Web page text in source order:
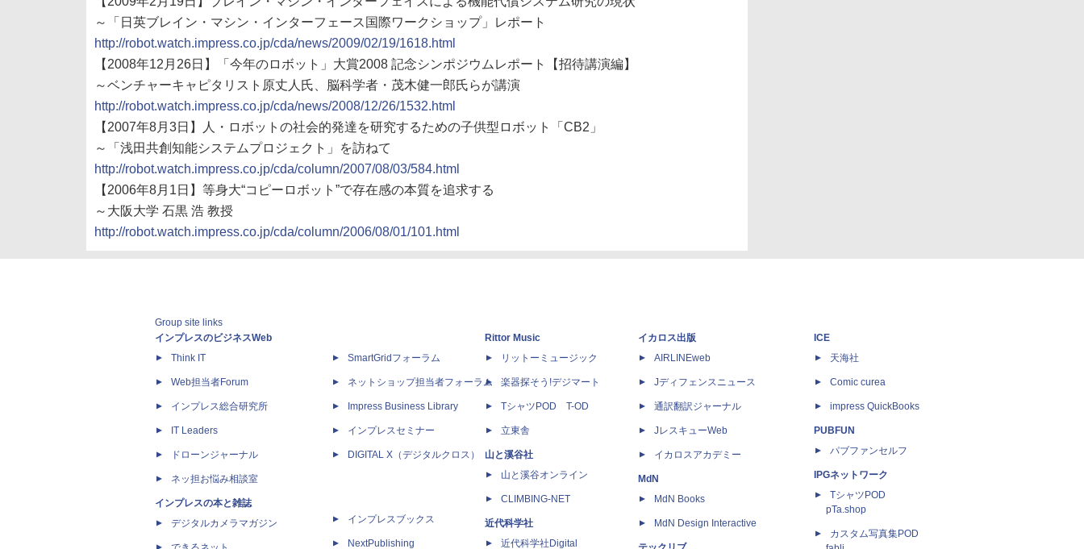
～「日英ブレイン・マシン・インターフェース国際ワークショップ」レポート
http://robot.watch.impress.co.jp/cda/news/2009/02/19/1618.html
【2008年12月26日】「今年のロボット」大賞2008 記念シンポジウムレポート【招待講演編】
～ベンチャーキャピタリスト原丈人氏、脳科学者・茂木健一郎氏らが講演
http://robot.watch.impress.co.jp/cda/news/2008/12/26/1532.html
【2007年8月3日】人・ロボットの社会的発達を研究するための子供型ロボット「CB2」
～「浅田共創知能システムプロジェクト」を訪ねて
http://robot.watch.impress.co.jp/cda/column/2007/08/03/584.html
【2006年8月1日】等身大“コピーロボット”で存在感の本質を追求する
～大阪大学 石黒 浩 教授
http://robot.watch.impress.co.jp/cda/column/2006/08/01/101.html
Group site links
インプレスのビジネスWeb
Think IT
Web担当者Forum
インプレス総合研究所
IT Leaders
ドローンジャーナル
ネッ担お悩み相談室
インプレスの本と雑誌
デジタルカメラマガジン
SmartGridフォーラム
ネットショップ担当者フォーラム
Impress Business Library
インプレスセミナー
DIGITAL X（デジタルクロス）
インプレスブックス
NextPublishing
Rittor Music
リットーミュージック
楽器探そう!デジマート
TシャツPOD T-OD
立東舎
山と溪谷社
山と溪谷オンライン
CLIMBING-NET
近代科学社
近代科学社Digital
イカロス出版
AIRLINEweb
Jディフェンスニュース
通訳翻訳ジャーナル
JレスキューWeb
イカロスアカデミー
MdN
MdN Books
MdN Design Interactive
ICE
天海社
Comic curea
impress QuickBooks
PUBFUN
パブファンセルフ
IPGネットワーク
TシャツPOD
pTa.shop
カスタム写真集POD